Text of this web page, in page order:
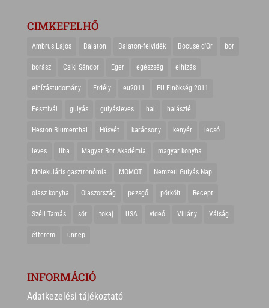
CIMKEFELHŐ
Ambrus Lajos Balaton Balaton-felvidék Bocuse d'Or bor
borász Csíki Sándor Eger egészség elhízás
elhízástudomány Erdély eu2011 EU Elnökség 2011
Fesztivál gulyás gulyásleves hal halászlé
Heston Blumenthal Húsvét karácsony kenyér lecsó
leves liba Magyar Bor Akadémia magyar konyha
Molekuláris gasztronómia MOMOT Nemzeti Gulyás Nap
olasz konyha Olaszország pezsgő pörkölt Recept
Széll Tamás sör tokaj USA videó Villány Válság
étterem ünnep
INFORMÁCIÓ
Adatkezelési tájékoztató